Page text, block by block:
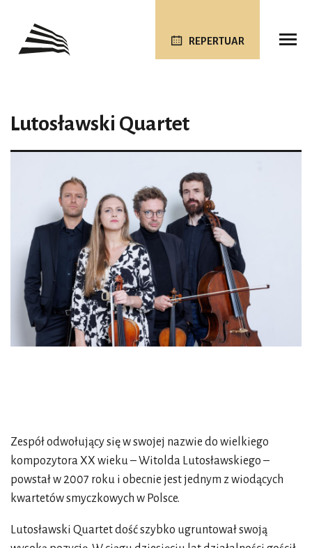
REPERTUAR
Lutosławski Quartet
Zespół odwołujący się w swojej nazwie do wielkiego
kompozytora XX wieku – Witolda Lutosławskiego –
powstał w 2007 roku i obecnie jest jednym z wiodących
kwartetów smyczkowych w Polsce.
Lutosławski Quartet dość szybko ugruntował swoją